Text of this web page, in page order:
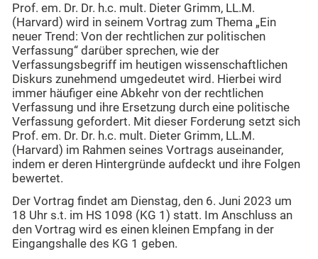
Prof. em. Dr. Dr. h.c. mult. Dieter Grimm, LL.M.
(Harvard) wird in seinem Vortrag zum Thema „Ein
neuer Trend: Von der rechtlichen zur politischen
Verfassung“ darüber sprechen, wie der
Verfassungsbegriff im heutigen wissenschaftlichen
Diskurs zunehmend umgedeutet wird. Hierbei wird
immer häufiger eine Abkehr von der rechtlichen
Verfassung und ihre Ersetzung durch eine politische
Verfassung gefordert. Mit dieser Forderung setzt sich
Prof. em. Dr. Dr. h.c. mult. Dieter Grimm, LL.M.
(Harvard) im Rahmen seines Vortrags auseinander,
indem er deren Hintergründe aufdeckt und ihre Folgen
bewertet.
Der Vortrag findet am Dienstag, den 6. Juni 2023 um
18 Uhr s.t. im HS 1098 (KG 1) statt. Im Anschluss an
den Vortrag wird es einen kleinen Empfang in der
Eingangshalle des KG 1 geben.